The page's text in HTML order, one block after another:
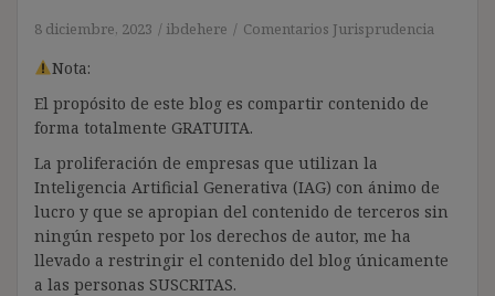
8 diciembre, 2023 ibdehere Comentarios Jurisprudencia
Nota:
El propósito de este blog es compartir contenido de
forma totalmente GRATUITA.
La proliferación de empresas que utilizan la
Inteligencia Artificial Generativa (IAG) con ánimo de
lucro y que se apropian del contenido de terceros sin
ningún respeto por los derechos de autor, me ha
llevado a restringir el contenido del blog únicamente
a las personas SUSCRITAS.